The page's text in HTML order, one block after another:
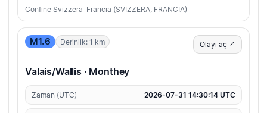
Confine Svizzera-Francia (SVIZZERA, FRANCIA)
M1.6 Derinlik: 1 km Olayı aç ↗
Valais/Wallis · Monthey
Zaman (UTC) 2026-07-31 14:30:14 UTC